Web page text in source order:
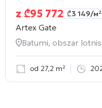
z ₾95 772 ₾3 149/м²
Artex Gate
Batumi, obszar
od 27,2 m²